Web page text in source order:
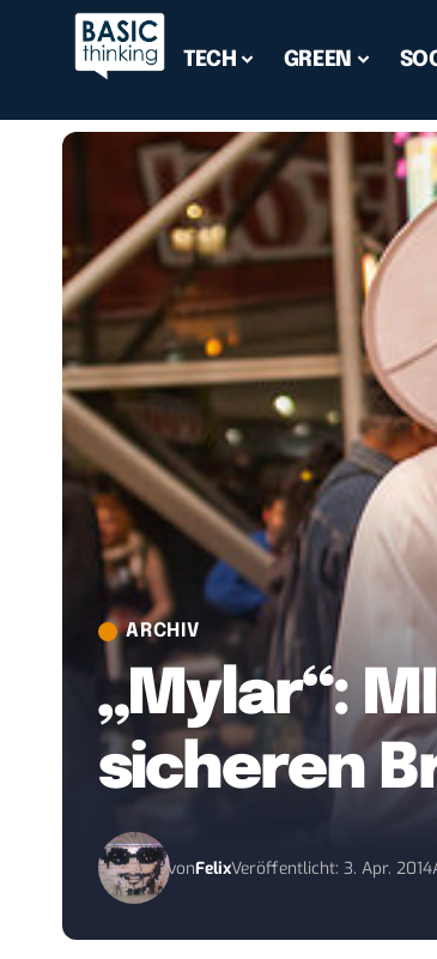
TECH GREEN
ARCHIV
„Mylar“:
sicheren
vonFelixVeröffentlicht: 3. Apr. 2014